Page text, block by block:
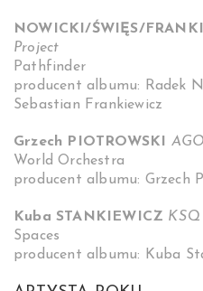
NOWICKI/ŚWIĘS/
Project
Pathfinder
producent albumu: Radek
Sebastian Frankiewicz
Grzech PIOTROWSKI
World Orchestra
producent albumu: Grzech
Kuba STANKIEWICZ
Spaces
producent albumu: Kuba